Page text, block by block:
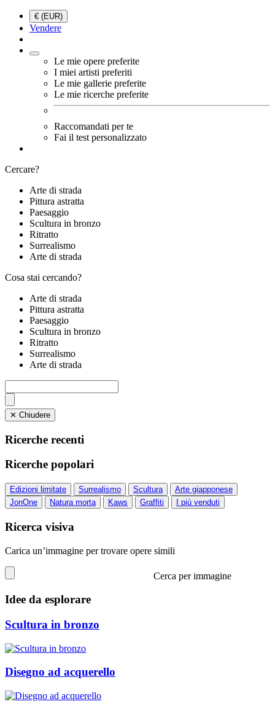
€ (EUR)
Vendere
Le mie opere preferite
I miei artisti preferiti
Le mie gallerie preferite
Le mie ricerche preferite
Raccomandati per te
Fai il test personalizzato
Cercare?
Arte di strada
Pittura astratta
Paesaggio
Scultura in bronzo
Ritratto
Surrealismo
Arte di strada
Cosa stai cercando?
Arte di strada
Pittura astratta
Paesaggio
Scultura in bronzo
Ritratto
Surrealismo
Arte di strada
✕ Chiudere
Ricerche recenti
Ricerche popolari
Edizioni limitate Surrealismo Scultura
Arte giapponese
JonOne
Natura morta Kaws Graffiti I più venduti
Ricerca visiva
Carica un’immagine per trovare opere simili
Cerca per immagine
Idee da esplorare
Scultura in bronzo
Disegno ad acquerello